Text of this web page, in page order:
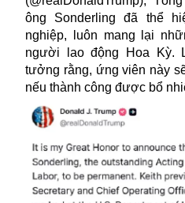
ông Sonderling đã thể
nghiệp, luôn mang lại
người lao động Hoa Kỳ.
tưởng rằng, ứng viên này
nếu thành công được bổ